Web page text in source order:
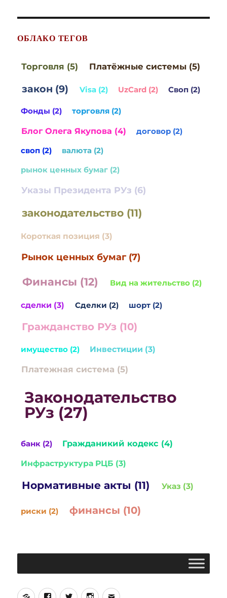
ОБЛАКО ТЕГОВ
Торговля (5) Платёжные системы (5)
закон (9) Visa (2) UzCard (2) Своп (2)
Фонды (2) торговля (2)
Блог Олега Якупова (4) договор (2)
своп (2)
валюта (2)
рынок ценных бумаг (2)
Указы Президента РУз (6)
законодательство (11)
Короткая позиция (3)
Рынок ценных бумаг (7)
Финансы (12) Вид на жительство (2)
сделки (3) Сделки (2) шорт (2)
Гражданство РУз (10)
имущество (2) Инвестиции (3)
Платежная система (5)
Законодательство
РУз (27)
банк (2) Гражданикий кодекс (4)
Инфраструктура РЦБ (3)
Нормативные акты (11) Указ (3)
риски (2) финансы (10)
Yelp Facebook
TwitterInstagram
Email